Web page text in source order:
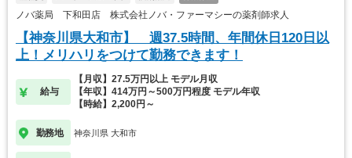
ノバ薬局 下和田店 株式会社ノバ・ファーマシーの薬剤師求人
【神奈川県大和市】 週37.5時間、年間休日120日以
上！メリハリをつけて勤務できます！
給与
【月収】27.5万円以上 モデル月収
【年収】414万円～500万円程度 モデル年収
【時給】2,200円～
勤務地 神奈川県 大和市